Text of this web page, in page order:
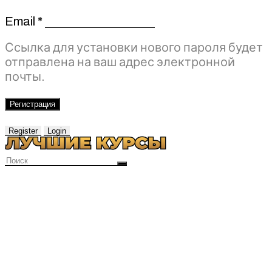
Email *Обязательно
Ссылка для установки нового пароля будет
отправлена ​​на ваш адрес электронной
почты.
Регистрация
Register Login